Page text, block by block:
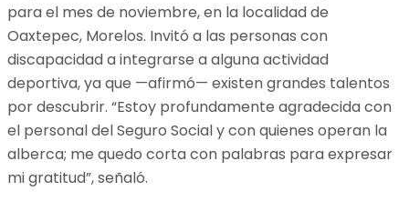
para el mes de noviembre, en la localidad de
Oaxtepec, Morelos. Invitó a las personas con
discapacidad a integrarse a alguna actividad
deportiva, ya que —afirmó— existen grandes talentos
por descubrir. “Estoy profundamente agradecida con
el personal del Seguro Social y con quienes operan la
alberca; me quedo corta con palabras para expresar
mi gratitud”, señaló.